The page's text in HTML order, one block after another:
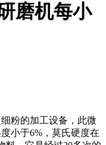
磨机每小
粉的加工设备，此微
小于6%，莫氏硬度在